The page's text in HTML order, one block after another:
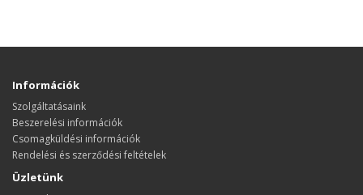
Információk
Szolgáltatásaink
Beszerelési információk
Csomagküldési információk
Rendelési és szerződési feltételek
Üzletünk